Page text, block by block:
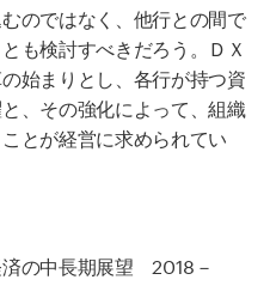
のではなく、他行との間で
も検討すべきだろう。ＤＸ
始まりとし、各行が持つ資
、その強化によって、組織
とが経営に求められてい
の中長期展望 2018 －